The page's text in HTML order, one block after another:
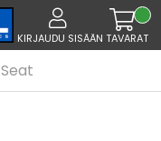
KIRJAUDU SISÄÄN TAVARAT
Seat